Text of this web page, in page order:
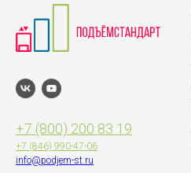
+7 (800) 200 83 19
+7 (846) 990-47-06
info@podjem-st.ru